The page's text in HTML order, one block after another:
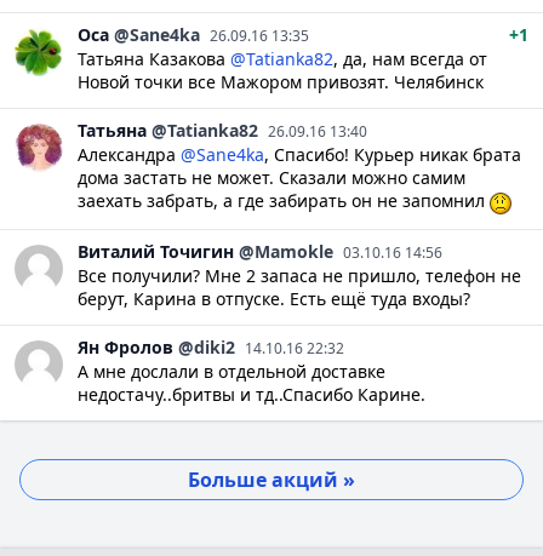
Оса @Sane4ka 26.09.16 13:35
+1
Татьяна Казакова @Tatianka82, да, нам всегда от
Новой точки все Мажором привозят. Челябинск
Татьяна @Tatianka82 26.09.16 13:40
Александра @Sane4ka, Спасибо! Курьер никак брата
дома застать не может. Сказали можно самим
заехать забрать, а где забирать он не запомнил
Виталий Точигин @Mamokle 03.10.16 14:56
Все получили? Мне 2 запаса не пришло, телефон не
берут, Карина в отпуске. Есть ещё туда входы?
Ян Фролов @diki2 14.10.16 22:32
А мне дослали в отдельной доставке
недостачу..бритвы и тд..Спасибо Карине.
Больше акций »